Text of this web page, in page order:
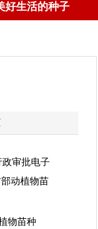
好生活的种子
审批电子
动植物苗
物苗种